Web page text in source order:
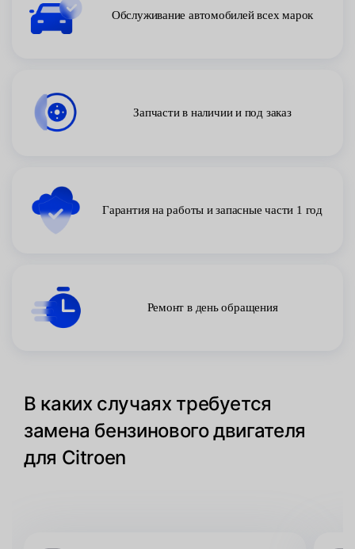
Обслуживание автомобилей всех марок
Запчасти в наличии и под заказ
Гарантия на работы и запасные части 1 год
Ремонт в день обращения
В каких случаях требуется
замена бензинового двигателя
для Citroen